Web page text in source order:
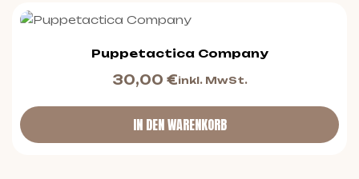
Puppetactica Company
30,00 €inkl. MwSt.
IN DEN WARENKORB